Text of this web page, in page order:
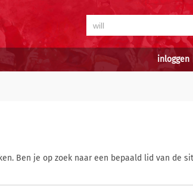
inloggen
Ben je op zoek naar een bepaald lid van de